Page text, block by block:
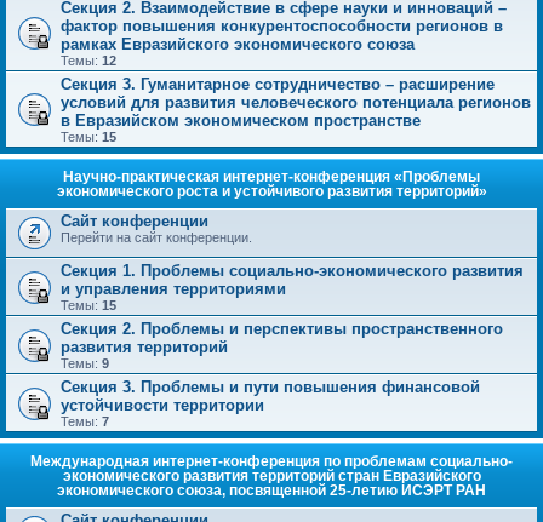
Секция 2. Взаимодействие в сфере науки и инноваций –
фактор повышения конкурентоспособности регионов в
рамках Евразийского экономического союза
Темы: 12
Секция 3. Гуманитарное сотрудничество – расширение
условий для развития человеческого потенциала регионов
в Евразийском экономическом пространстве
Темы: 15
Научно-практическая интернет-конференция «Проблемы
экономического роста и устойчивого развития территорий»
Сайт конференции
Перейти на сайт конференции.
Секция 1. Проблемы социально-экономического развития
и управления территориями
Темы: 15
Секция 2. Проблемы и перспективы пространственного
развития территорий
Темы: 9
Секция 3. Проблемы и пути повышения финансовой
устойчивости территории
Темы: 7
Международная интернет-конференция по проблемам социально-
экономического развития территорий стран Евразийского
экономического союза, посвященной 25-летию ИСЭРТ РАН